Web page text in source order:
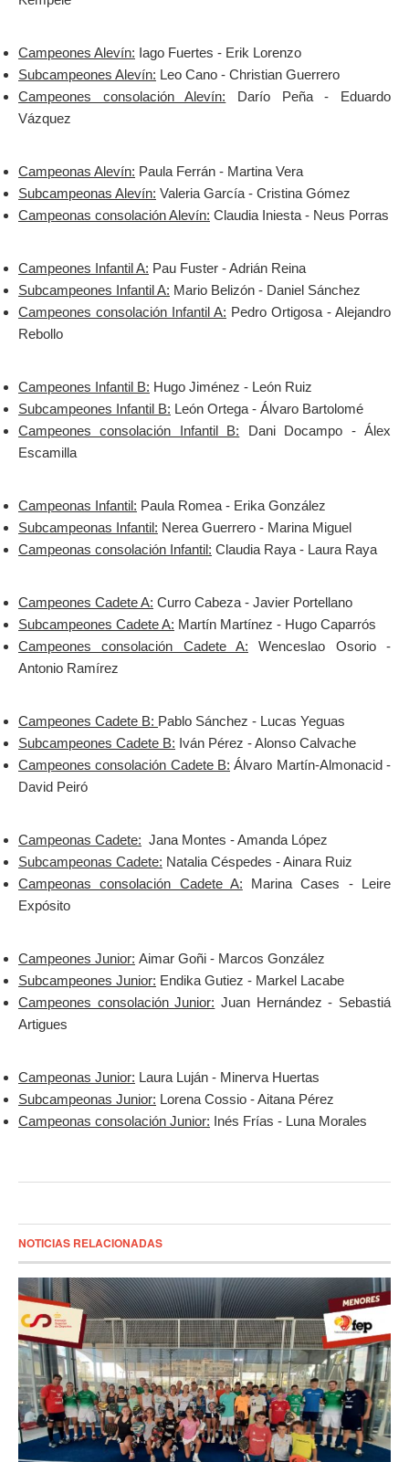
Campeones Alevín: Iago Fuertes - Erik Lorenzo
Subcampeones Alevín: Leo Cano - Christian Guerrero
Campeones consolación Alevín: Darío Peña - Eduardo
Vázquez
Campeonas Alevín: Paula Ferrán - Martina Vera
Subcampeonas Alevín: Valeria García - Cristina Gómez
Campeonas consolación Alevín: Claudia Iniesta - Neus Porras
Campeones Infantil A: Pau Fuster - Adrián Reina
Subcampeones Infantil A: Mario Belizón - Daniel Sánchez
Campeones consolación Infantil A: Pedro Ortigosa - Alejandro
Rebollo
Campeones Infantil B: Hugo Jiménez - León Ruiz
Subcampeones Infantil B: León Ortega - Álvaro Bartolomé
Campeones consolación Infantil B: Dani Docampo - Álex
Escamilla
Campeonas Infantil: Paula Romea - Erika González
Subcampeonas Infantil: Nerea Guerrero - Marina Miguel
Campeonas consolación Infantil: Claudia Raya - Laura Raya
Campeones Cadete A: Curro Cabeza - Javier Portellano
Subcampeones Cadete A: Martín Martínez - Hugo Caparrós
Campeones consolación Cadete A: Wenceslao Osorio -
Antonio Ramírez
Campeones Cadete B: Pablo Sánchez - Lucas Yeguas
Subcampeones Cadete B: Iván Pérez - Alonso Calvache
Campeones consolación Cadete B: Álvaro Martín-Almonacid -
David Peiró
Campeonas Cadete: Jana Montes - Amanda López
Subcampeonas Cadete: Natalia Céspedes - Ainara Ruiz
Campeonas consolación Cadete A: Marina Cases - Leire
Expósito
Campeones Junior: Aimar Goñi - Marcos González
Subcampeones Junior: Endika Gutiez - Markel Lacabe
Campeones consolación Junior: Juan Hernández - Sebastiá
Artigues
Campeonas Junior: Laura Luján - Minerva Huertas
Subcampeonas Junior: Lorena Cossio - Aitana Pérez
Campeonas consolación Junior: Inés Frías - Luna Morales
NOTICIAS RELACIONADAS